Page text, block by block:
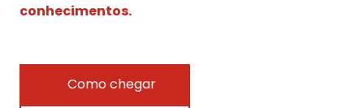
conhecimentos.
Como chegar